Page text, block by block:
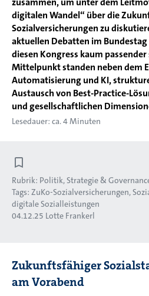
digitalen Wandel“ über die
Sozialversicherungen zu
aktuellen Debatten im
diesen Kongress kaum
Mittelpunkt standen neben dem
Automatisierung und KI,
Austausch von Best-Practice-
und gesellschaftlichen
Lesedauer: ca. 4 Minuten
Rubrik: Politik, Strategie &
Tags: ZuKo-Sozialversicherungen
digitale Sozialleistungen
04.12.25 Lotte Frankerl
Zukunftsfähiger
am Vorabend